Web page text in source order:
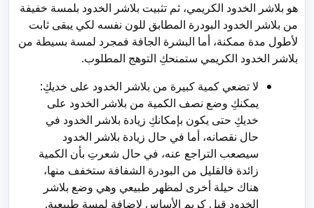
هو بلاشر الخدود الكريمي، ثم تثبيت بلاشر الخدود بلمسة خفيفة
من بلاشر الخدود البودرة المطابق للون نفسه لكي يبقى ثابت
لأطول مدة ممكنة، أما البشرة الجافة فمجرد لمسة بسيطة من
بلاشر الخدود الكريمي ستمنحكِ التوهج المطلوب.
لا تضعي كمية كبيرة من بلاشر الخدود على خديكِ:
يمكنكِ وضع نصف الكمية من بلاشر الخدود على
خديكِ حتى يكون بإمكانكِ زيادة بلاشر الخدود في
حال نقصانه، أما في حال زيادة بلاشر الخدود
سيصعب التراجع عنه، في حال شعرتِ بأن الكمية
زائدة فالقليل من البودرة الشفافة ستخفف منها،
هناك حيلة أخرى لمظهر طبيعي وهي وضع بلاشر
الخدود قبل كريم الأساس لإضافة لمسة طبيعية.